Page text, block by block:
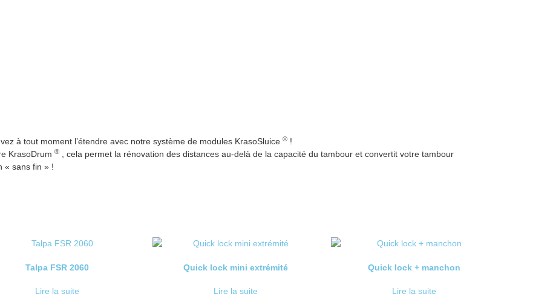
à tout moment l’étendre avec notre système de modules KrasoSluice ® ​​!
KrasoDrum ® , cela permet la rénovation des distances au-delà de la capacité du tambour et convertit votre tambour
« sans fin » !
Talpa FSR 2060
Lire la suite
Quick lock mini extrémité
Lire la suite
Quick lock + manchon
Lire la suite